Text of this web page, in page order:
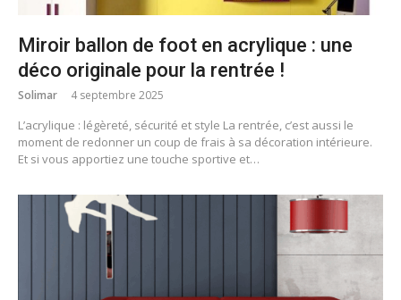
Miroir ballon de foot en acrylique : une
déco originale pour la rentrée !
Solimar 4 septembre 2025
L’acrylique : légèreté, sécurité et style La rentrée, c’est aussi le
moment de redonner un coup de frais à sa décoration intérieure.
Et si vous apportiez une touche sportive et…